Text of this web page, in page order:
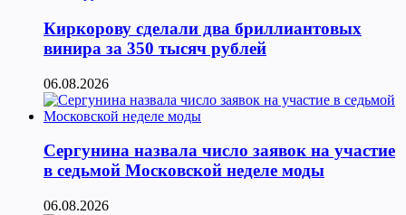
Киркорову сделали два бриллиантовых
винира за 350 тысяч рублей
06.08.2026
Сергунина назвала число заявок на участие
в седьмой Московской неделе моды
06.08.2026